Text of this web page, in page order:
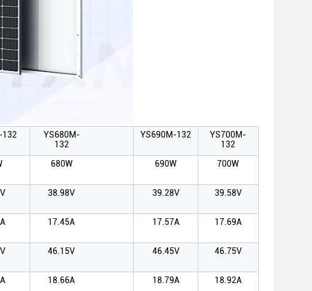
132
YS680M-
132
YS690M-132
YS700M-
132
680W 690W 700W
38.98V 39.28V 39.58V
17.45A 17.57A 17.69A
46.15V 46.45V 46.75V
18.66A 18.79A 18.92A